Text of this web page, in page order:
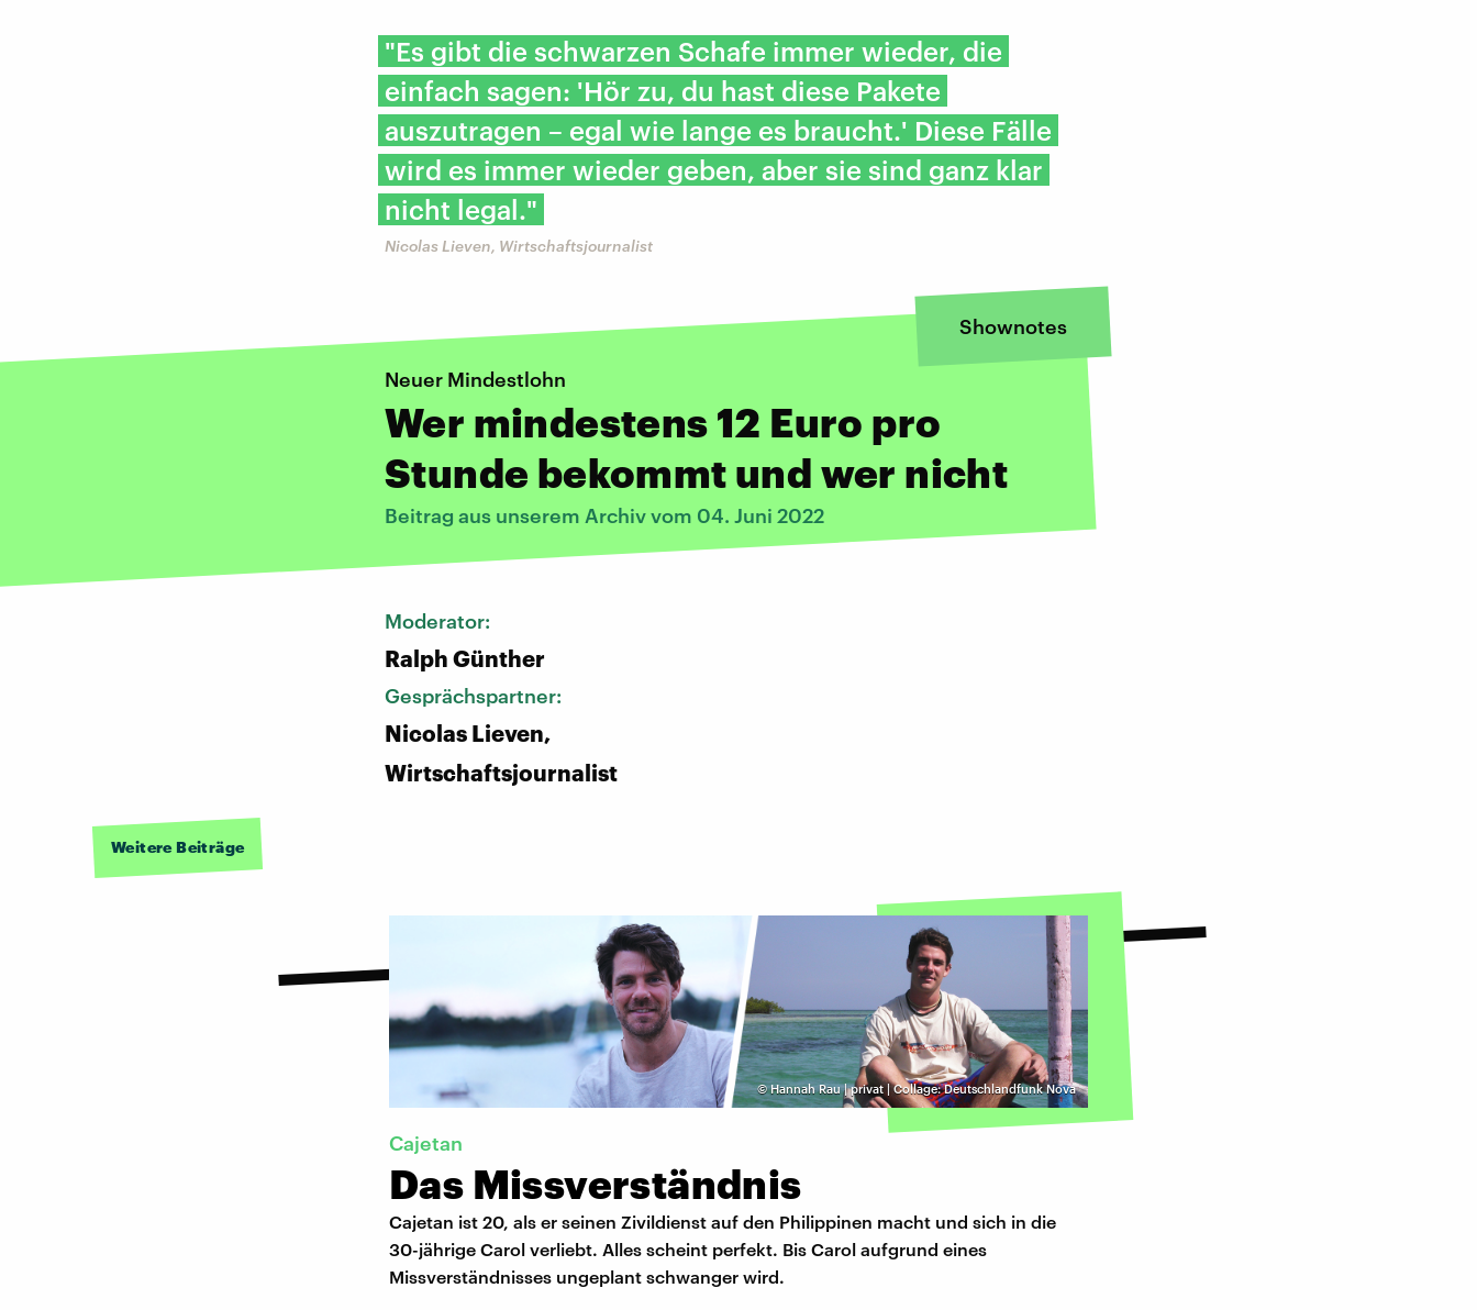
"Es gibt die schwarzen Schafe immer wieder, die
einfach sagen: 'Hör zu, du hast diese Pakete
auszutragen – egal wie lange es braucht.' Diese Fälle
wird es immer wieder geben, aber sie sind ganz klar
nicht legal."
Nicolas Lieven, Wirtschaftsjournalist
Shownotes
Neuer Mindestlohn
Wer mindestens 12 Euro pro
Stunde bekommt und wer nicht
Beitrag aus unserem Archiv vom 04. Juni 2022
Moderator:
Ralph Günther
Gesprächspartner:
Nicolas Lieven,
Wirtschaftsjournalist
Weitere Beiträge
©Hannah Rau | privat | Collage: Deutschlandfunk Nova
Cajetan
Das Missverständnis
Cajetan ist 20, als er seinen Zivildienst auf den Philippinen macht und sich in die
30-jährige Carol verliebt. Alles scheint perfekt. Bis Carol aufgrund eines
Missverständnisses ungeplant schwanger wird.